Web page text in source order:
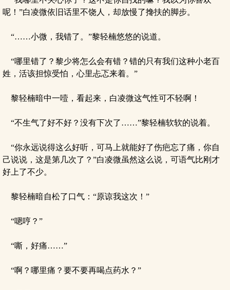
呢！”白凌微依旧话里不饶人，却放慢了搀扶的脚步。
“……小微，我错了。”黎轻楠悠悠的说道。
“哪里错了？黎少将怎么会有错？错的只有我们这种小老百
姓，活该担惊受怕，心里忐忑来着。”
黎轻楠暗中一噎，看起来，白凌微这气性可不轻啊！
“不生气了好不好？没有下次了……”黎轻楠软软的说着。
“你永远说得这么好听，可马上就能好了伤疤忘了痛，你自
己说说，这是第几次了？”白凌微虽然这么说，可语气比刚才
好上了不少。
黎轻楠暗自松了口气：“原谅我这次！”
“嗯哼？”
“嘶，好痛……”
“啊？哪里痛？要不要再喝点药水？”